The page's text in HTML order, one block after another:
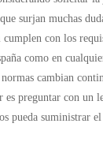
surjan muchas
con los
como en
cambian
es preguntar con un
pueda suministrar el